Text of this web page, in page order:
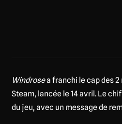
Windrosea franchi le cap des 2
Steam, lancée le 14 avril. Le
du jeu, avec un message de